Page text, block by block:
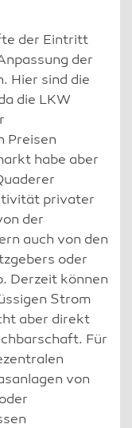
der Eintritt
der
Hier sind die
die LKW
Preisen
habe aber
privater
der
auch von den
oder
Derzeit können
Strom
aber direkt
Für
von